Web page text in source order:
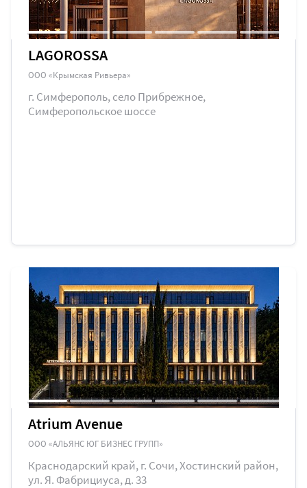
LAGOROSSA
ООО «Крымская Ривьера»
г. Симферополь, село Прибрежное,
Симферопольское шоссе
Atrium Avenue
ООО «АЛЬЯНС ЮГ БИЗНЕС ГРУПП»
Краснодарский край, г. Сочи, Хостинский район,
ул. Я. Фабрициуса, д. 33